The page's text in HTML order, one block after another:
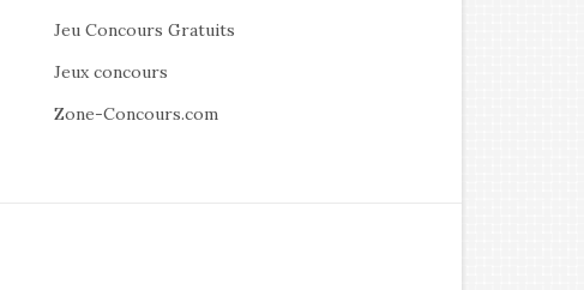
Jeu Concours Gratuits
Jeux concours
Zone-Concours.com